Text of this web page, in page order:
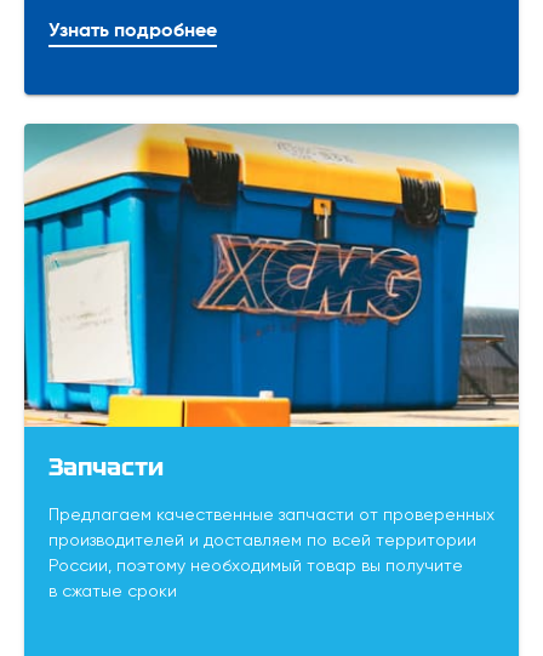
Узнать подробнее
Запчасти
Предлагаем качественные запчасти от проверенных
производителей и доставляем по всей территории
России, поэтому необходимый товар вы получите
в сжатые сроки